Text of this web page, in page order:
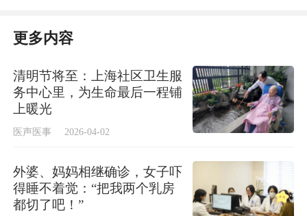
更多内容
清明节将至：上海社区卫生服
务中心里，为生命最后一程铺
上暖光
医声医事 2026-04-02
外婆、妈妈相继确诊，女子吓
得睡不着觉：“把我两个乳房
都切了吧！”